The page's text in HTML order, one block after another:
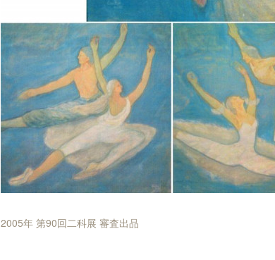
2005年 第90回二科展 審査出品